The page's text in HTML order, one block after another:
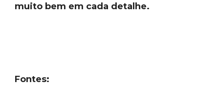
muito bem em cada detalhe.
Fontes: